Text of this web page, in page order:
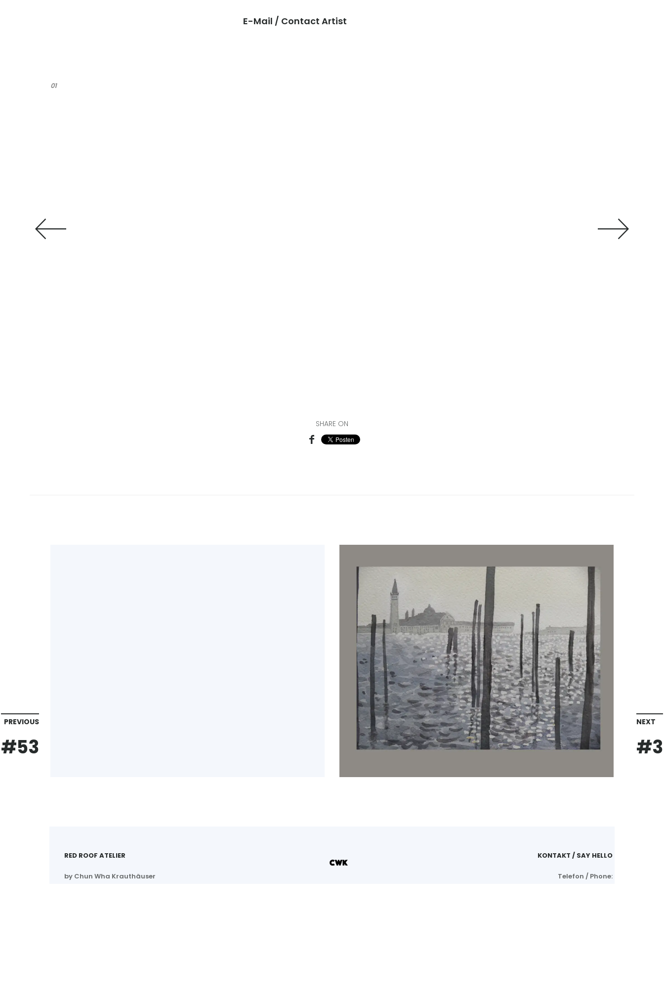
E-Mail / Contact Artist
01
SHARE ON
PREVIOUS
#53
NEXT
#3
RED ROOF ATELIER
by Chun Wha Krauthäuser
KONTAKT / SAY HELLO
Telefon / Phone: